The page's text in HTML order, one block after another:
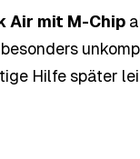
Air mit M-Chip
Hilfe später